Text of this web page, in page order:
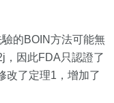
的BOIN方法可能無
，因此FDA只認證了
改了定理1，增加了